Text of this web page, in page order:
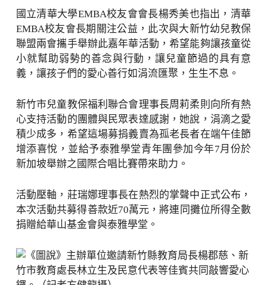
國立清華大學EMBA校友會會長楊秀美也指出，清華
EMBA校友會長期關注公益，此次與大新竹幼兒教保
聯盟兩會攜手舉辦此嘉年華活動，希望能夠讓孩童從
小就幫助弱勢的善念與行動，讓兒童節過的具有意
義，讓孩子們的愛心善行如涓流匯聚，生生不息。
新竹市兒童教保福利聯合會理事長周莉柔則向所有熱
心支持活動的團體與民眾表達感謝，她說，涓滴之愛
積少成多，希望這場募捐義賣為孤老長者在端午佳節
增添喜悅，並給予泰雅學堂青年團參加今年7月份於
新加坡舉辦之國際合唱比賽帶來助力。
活動壓軸，莊瑞娜理事長在熱烈的掌聲中正式公布，
本次活動共募得善款近70萬元，將連同攤位所得全數
捐贈給華山基金會與泰雅學堂。